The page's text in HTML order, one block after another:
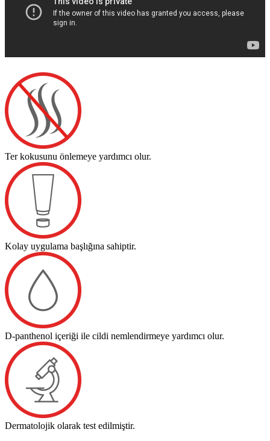
Ter kokusunu önlemeye yardımcı olur.
Kolay uygulama başlığına sahiptir.
D-panthenol içeriği ile cildi nemlendirmeye yardımcı olur.
Dermatolojik olarak test edilmiştir.